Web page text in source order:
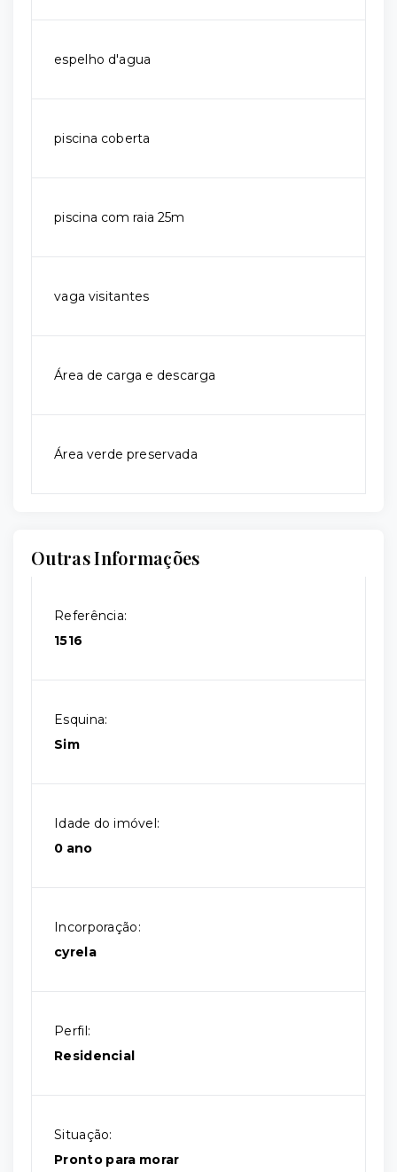
espelho d'agua
piscina coberta
piscina com raia 25m
vaga visitantes
Área de carga e descarga
Área verde preservada
Outras Informações
Referência:
1516
Esquina:
Sim
Idade do imóvel:
0 ano
Incorporação:
cyrela
Perfil:
Residencial
Situação:
Pronto para morar